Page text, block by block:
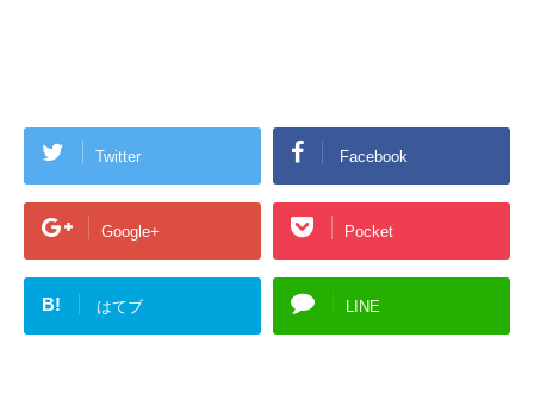
Twitter Facebook
Google+ Pocket
B! はてブ LINE